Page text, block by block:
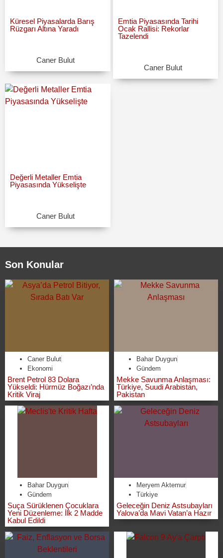
Küresel Piyasalarda Barış
Rüzgarı Altına Yaradı
Caner Bulut
Emtia Piyasasında Tarihi
Ocak Rallisi: Rekorlar
Tazelendi
Caner Bulut
Değerli Metaller Emtia
Piyasasında Yükselişte
Caner Bulut
Son Konular
Caner Bulut
Ekonomi
Brent Petrol 83 Dolara
Yükseldi: Hürmüz Boğazı’nda
Kritik Viraj
Bahar Duygun
Gündem
Mekke Savunma Anlaşması:
Türkiye, Suudi Arabistan,
Pakistan
Bahar Duygun
Gündem
Suça Sürüklenen Çocuklara
Yeni Düzenleme: İlk 2 Madde
Kabul Edildi
Meryem Aktemur
Türkiye
Geleceğin Deniz Astsubayları
Yalova’da Mavi Vatan’a Hazır